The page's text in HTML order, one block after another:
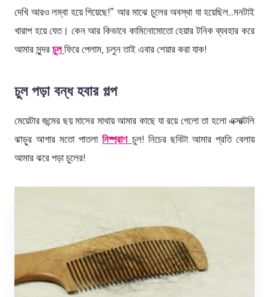
দেখি আরও লম্বা হয়ে গিয়েছে!” আর মাঝে চুলের অবস্থা যা হয়েছিল...মনটাই
খারাপ হয়ে যেত। কেন আর কিভাবে কামিনোমোতো হেয়ার টনিক ব্যবহার করে
আমার সুন্দর চুল ফিরে পেলাম, চলুন তাই এবার শেয়ার করা যাক!
চুল পড়া বন্ধ হবার গল্প
মেয়েটার জন্মের ছয় মাসের মাথায় আমার কাছে যা রয়ে গেলো তা হলো এক্সাক্টলি
ঝাড়ুর আগার মতো পাতলানিষ্প্রাণ চুল! নিচের ছবিটা আমার প্রতি বেলায়
আমার ঝরে পড়া চুলের!